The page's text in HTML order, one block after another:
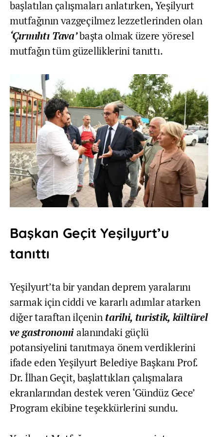
başlatılan çalışmaları anlatırken, Yeşilyurt
mutfağının vazgeçilmez lezzetlerinden olan
‘Çırmıhtı Tava’başta olmak üzere yöresel
mutfağın tüm güzelliklerini tanıttı.
Başkan Geçit Yeşilyurt’u
tanıttı
Yeşilyurt’ta bir yandan deprem yaralarını
sarmak için ciddi ve kararlı adımlar atarken
diğer taraftan ilçenintarihi, turistik, kültürel
ve gastronomialanındaki güçlü
potansiyelini tanıtmaya önem verdiklerini
ifade eden Yeşilyurt Belediye Başkanı Prof.
Dr. İlhan Geçit, başlattıkları çalışmalara
ekranlarından destek veren ‘Gündüz Gece’
Program ekibine teşekkürlerini sundu.